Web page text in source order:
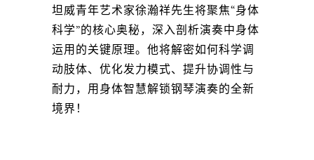
坦威青年艺术家徐瀚祥先生将聚焦“身体
科学”的核心奥秘，深入剖析演奏中身体
运用的关键原理。他将解密如何科学调
动肢体、优化发力模式、提升协调性与
耐力，用身体智慧解锁钢琴演奏的全新
境界！